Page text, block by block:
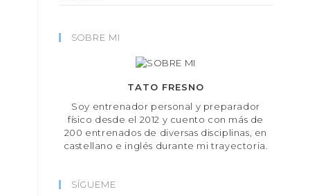
SOBRE MI
TATO FRESNO
Soy entrenador personal y preparador
físico desde el 2012 y cuento con más de
200 entrenados de diversas disciplinas, en
castellano e inglés durante mi trayectoria.
SÍGUEME